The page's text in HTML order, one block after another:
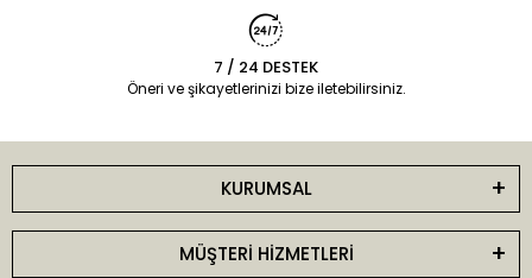
7 / 24 DESTEK
Öneri ve şikayetlerinizi bize iletebilirsiniz.
KURUMSAL
MÜŞTERİ HİZMETLERİ